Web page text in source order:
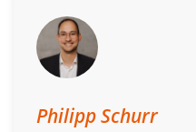
Philipp Schurr